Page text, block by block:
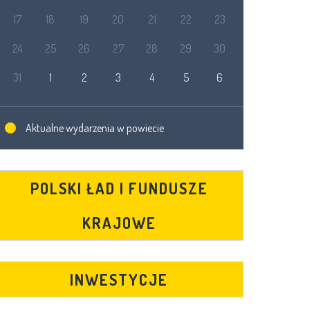
17 18 19 20 21 22 23
24 25 26 27 28 29 30
31 1 2 3 4 5 6
Aktualne wydarzenia w powiecie
POLSKI ŁAD I FUNDUSZE
KRAJOWE
INWESTYCJE